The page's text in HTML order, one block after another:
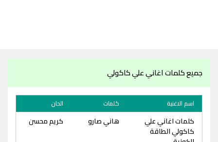
جميع كلمات اغاني علي كاكولي
اسم الاغنية كلمات الحان
كلمات اغاني علي
كاكولي الطاقة
هاني صارو كريم محسن